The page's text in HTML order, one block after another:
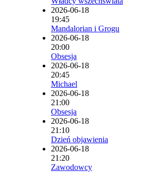
2026-06-18
19:45
Mandalorian i Grogu
2026-06-18
20:00
Obsesja
2026-06-18
20:45
Michael
2026-06-18
21:00
Obsesja
2026-06-18
21:10
Dzień objawienia
2026-06-18
21:20
Zawodowcy